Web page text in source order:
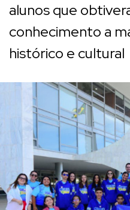
alunos que
conhecimento a
histórico e cultural